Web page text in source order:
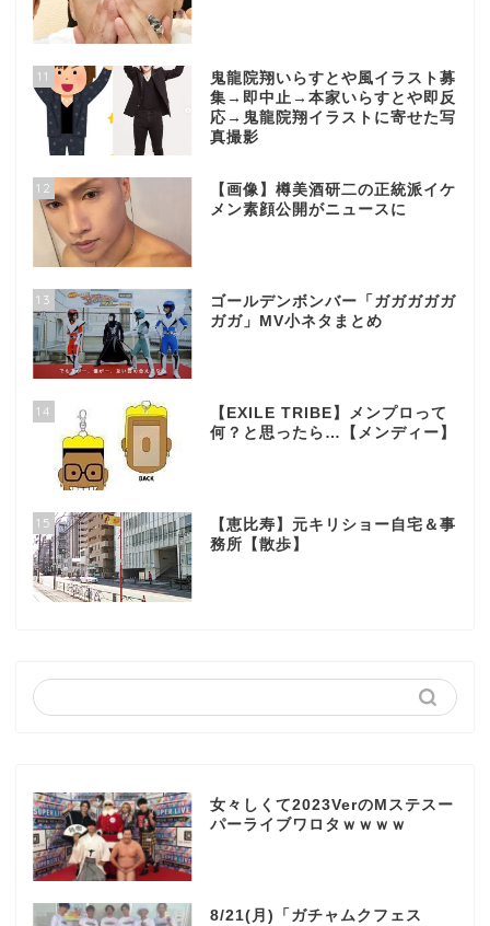
11
鬼龍院翔いらすとや風イラスト募
集→即中止→本家いらすとや即反
応→鬼龍院翔イラストに寄せた写
真撮影
12
【画像】樽美酒研二の正統派イケ
メン素顔公開がニュースに
13
ゴールデンボンバー「ガガガガガ
ガガ」MV小ネタまとめ
14
【EXILE TRIBE】メンプロって
何？と思ったら…【メンディー】
15
【恵比寿】元キリショー自宅＆事
務所【散歩】
女々しくて2023VerのMステスー
パーライブワロタｗｗｗｗ
8/21(月)「ガチャムクフェス